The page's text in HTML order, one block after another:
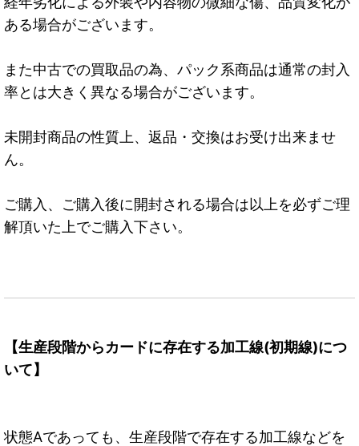
ある場合がございます。
また中古での買取品の為、パック系商品は通常の封入
率とは大きく異なる場合がございます。
未開封商品の性質上、返品・交換はお受け出来ませ
ん。
ご購入、ご購入後に開封される場合は以上を必ずご理
解頂いた上でご購入下さい。
【生産段階からカードに存在する加工線(初期線)につ
いて】
状態Aであっても、生産段階で存在する加工線などを